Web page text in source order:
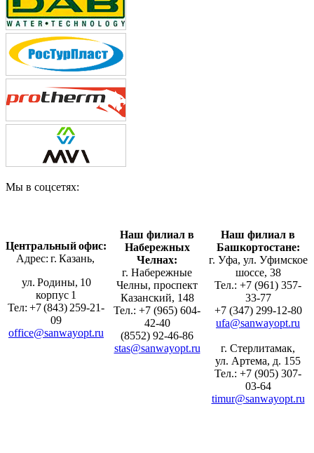
Мы в соцсетях:
Центральный офис:
Адрес: г. Казань,
ул. Родины, 10
корпус 1
Тел: +7 (843) 259-21-
09
office@sanwayopt.ru
Наш филиал в
Набережных
Челнах:
г. Набережные
Челны, проспект
Казанский, 148
Тел.: +7 (965) 604-
42-40
(8552) 92-46-86
stas@sanwayopt.ru
Наш филиал в
Башкортостане:
г. Уфа, ул. Уфимское
шоссе, 38
Тел.: +7 (961) 357-
33-77
+7 (347) 299-12-80
ufa@sanwayopt.ru
г. Стерлитамак,
ул. Артема, д. 155
Тел.: +7 (905) 307-
03-64
timur@sanwayopt.ru